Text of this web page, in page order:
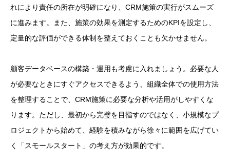
れにより責任の所在が明確になり、CRM施策の実行がスムーズ
に進みます。また、施策の効果を測定するためのKPIを設定し、
定量的な評価ができる体制を整えておくことも欠かせません。
顧客データベースの構築・運用も考慮に入れましょう。必要な人
が必要なときにすぐアクセスできるよう、組織全体での使用方法
を整理することで、CRM施策に必要な分析や活用がしやすくな
ります。ただし、最初から完璧を目指すのではなく、小規模なプ
ロジェクトから始めて、経験を積みながら徐々に範囲を広げてい
く「スモールスタート」の考え方が効果的です。